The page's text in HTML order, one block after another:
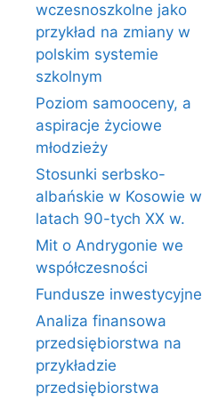
wczesnoszkolne jako
przykład na zmiany w
polskim systemie
szkolnym
Poziom samooceny, a
aspiracje życiowe
młodzieży
Stosunki serbsko-
albańskie w Kosowie w
latach 90-tych XX w.
Mit o Andrygonie we
współczesności
Fundusze inwestycyjne
Analiza finansowa
przedsiębiorstwa na
przykładzie
przedsiębiorstwa